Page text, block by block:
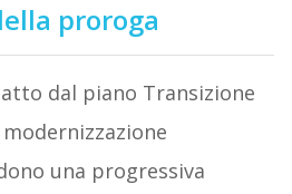
proroga
dal piano Transizione
una progressiva